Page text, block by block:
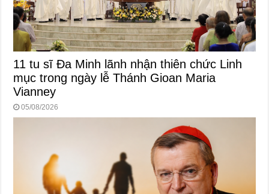
11 tu sĩ Đa Minh lãnh nhận thiên chức Linh
mục trong ngày lễ Thánh Gioan Maria
Vianney
05/08/2026